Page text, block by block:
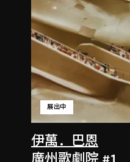
伊萬．巴恩
展出中
廣州歌劇院 #1